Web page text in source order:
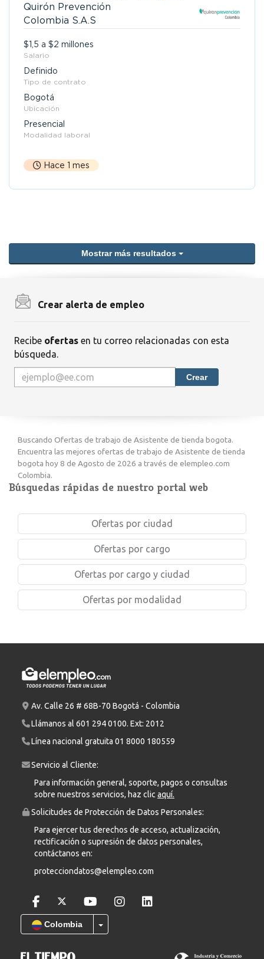
Quirón Prevención
Colombia S.A.S
$1,5 a $2 millones
Salario
Definido
Tipo de contrato
Bogotá
Ubicación
Presencial
Modalidad laboral
Hace 1 mes
Mostrar más resultados
Crear alerta de empleo
Recibe ofertas en tu correo relacionadas con esta
búsqueda.
Crear
Buscando Ofertas de trabajo de Asistente de tienda bogota.
Encuentra las mejores ofertas de trabajo de Asistente de tienda
bogota hoy 8 de Agosto de 2026 a través de elempleo.com
Colombia.
Búsquedas rápidas de nuestro portal web
Ofertas por ciudad
Ofertas por cargo
Ofertas por cargo y ciudad
Ofertas por modalidad
Av. Calle 26 # 68B-70 Bogotá - Colombia
Llámanos al 601 294 0100. Ext: 2012
Línea nacional gratuita 01 8000 180559
Servicio al Cliente:
Para información general, soporte, pagos o consultas
sobre nuestros servicios, haz clicaquí.
Solicitudes de Protección de Datos Personales:
Para ejercer tus derechos de acceso, actualización,
rectificación o supresión de datos personales,
contáctanos en:
protecciondatos@elempleo.com
Colombia